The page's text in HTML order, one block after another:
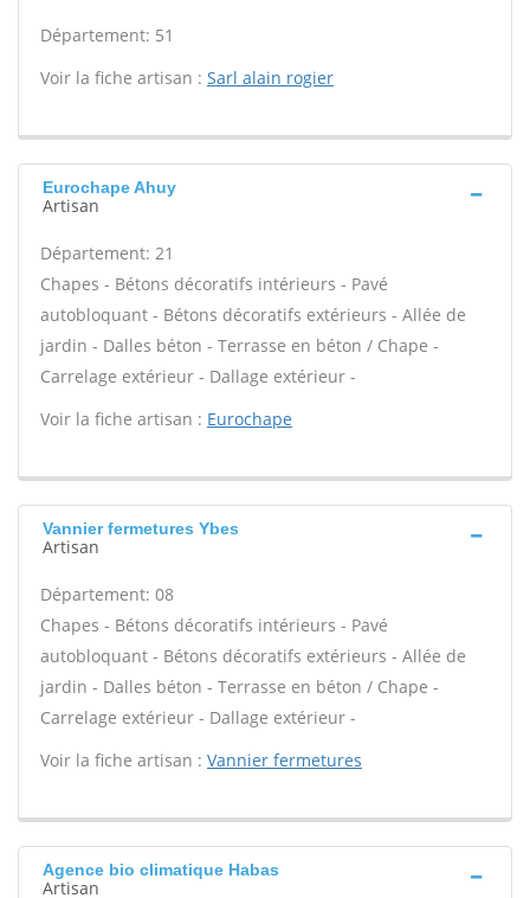
Département: 51
Voir la fiche artisan : Sarl alain rogier
Eurochape Ahuy
Artisan
Département: 21
Chapes - Bétons décoratifs intérieurs - Pavé
autobloquant - Bétons décoratifs extérieurs - Allée de
jardin - Dalles béton - Terrasse en béton / Chape -
Carrelage extérieur - Dallage extérieur -
Voir la fiche artisan : Eurochape
Vannier fermetures Ybes
Artisan
Département: 08
Chapes - Bétons décoratifs intérieurs - Pavé
autobloquant - Bétons décoratifs extérieurs - Allée de
jardin - Dalles béton - Terrasse en béton / Chape -
Carrelage extérieur - Dallage extérieur -
Voir la fiche artisan : Vannier fermetures
Agence bio climatique Habas
Artisan